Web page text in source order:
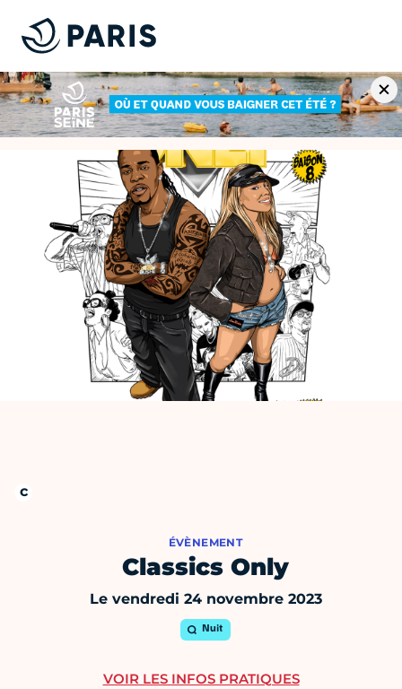
ÉVÈNEMENT
Classics Only
Le vendredi 24 novembre 2023
Nuit
VOIR LES INFOS PRATIQUES